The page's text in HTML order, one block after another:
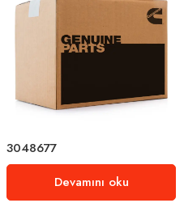
3048677
Devamını oku